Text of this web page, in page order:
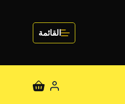
القائمة
عربة